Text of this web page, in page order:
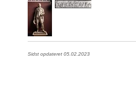
Sidst opdateret 05.02.2023